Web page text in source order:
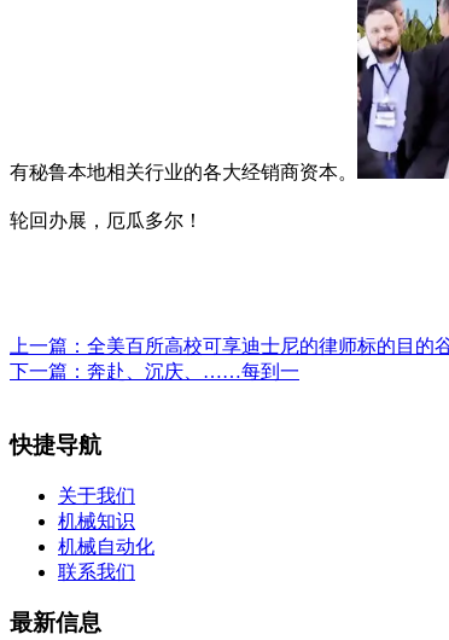
有秘鲁本地相关行业的各大经销商资本。
轮回办展，厄瓜多尔！
上一篇： 全美百所高校可享迪士尼的律师标的目的
下一篇： 奔赴、沉庆、……每到一
快捷导航
关于我们
机械知识
机械自动化
联系我们
最新信息